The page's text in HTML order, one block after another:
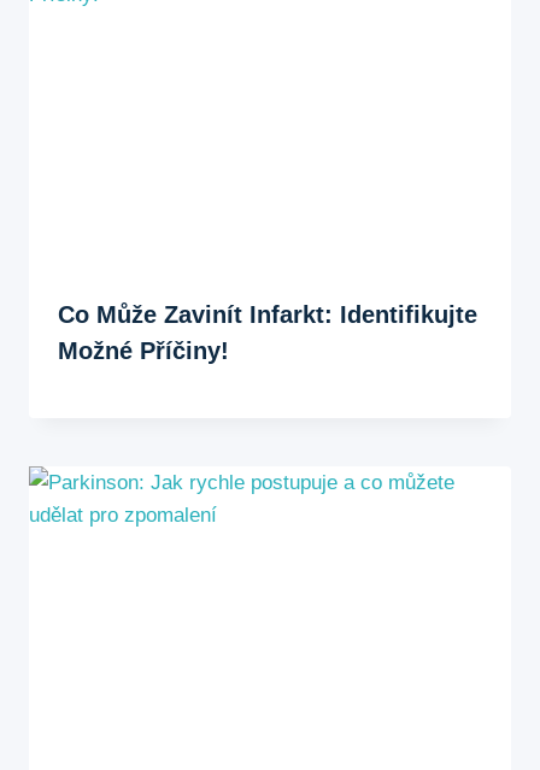
Co Může Zavinít Infarkt: Identifikujte
Možné Příčiny!